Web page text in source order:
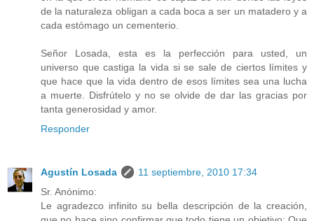
de la naturaleza obligan a cada boca a ser un matadero y a
cada estómago un cementerio.
Señor Losada, esta es la perfección para usted, un
universo que castiga la vida si se sale de ciertos límites y
que hace que la vida dentro de esos límites sea una lucha
a muerte. Disfrútelo y no se olvide de dar las gracias por
tanta generosidad y amor.
Responder
Agustín Losada
11 septiembre, 2010 17:34
Sr. Anónimo:
Le agradezco infinito su bella descripción de la creación,